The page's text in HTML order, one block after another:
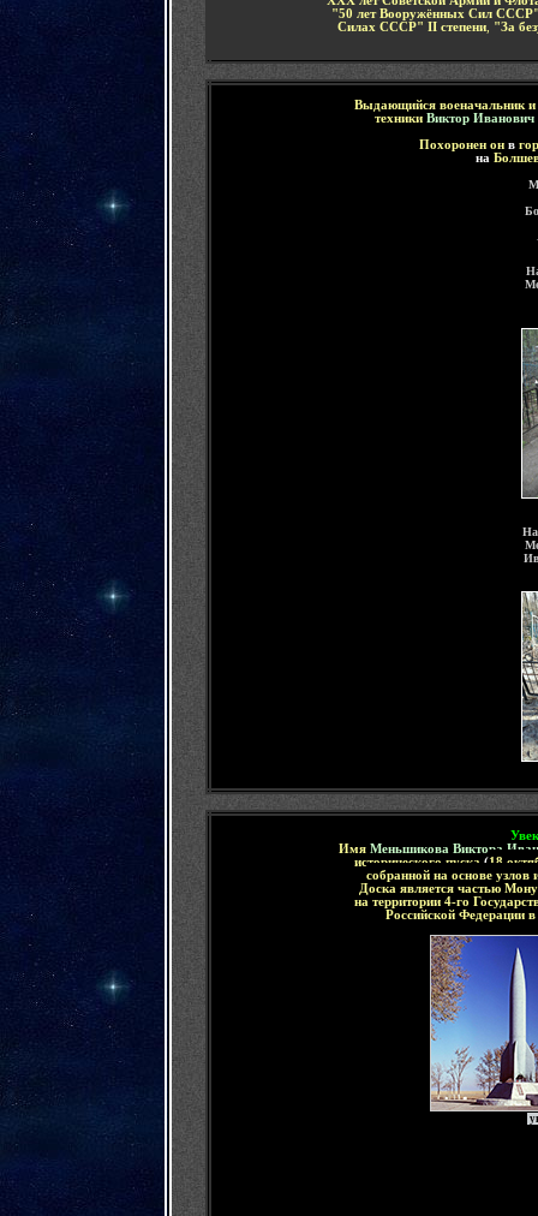
"50 лет Вооружённых Сил
Силах СССР" II степени
"За
Выдающийся военачальник и
техники Виктор
Похоронен онв
на
Н
Н
Имя Меньшикова Виктора
исторического пуска (18
собранной на основе
Доска является частью
на территории 4-го
Российской Федерации в